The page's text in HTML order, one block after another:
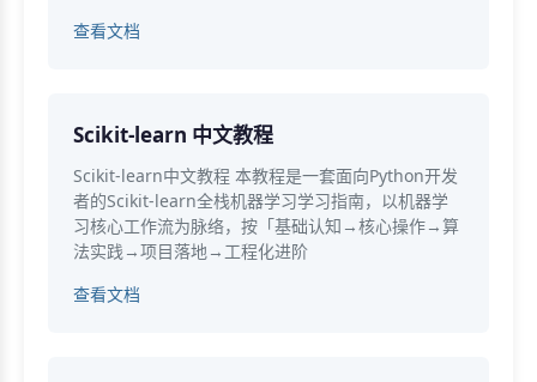
查看文档
Scikit-learn 中文教程
Scikit-learn中文教程 本教程是一套面向Python开发
者的Scikit-learn全栈机器学习学习指南，以机器学
习核心工作流为脉络，按「基础认知→核心操作→算
法实践→项目落地→工程化进阶
查看文档